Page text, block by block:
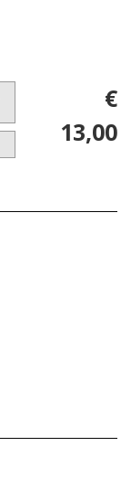
€
13,00